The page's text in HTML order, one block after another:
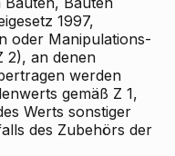
1997,
oder Manipulations-
2), an denen
werden
gemäß Z 1,
Werts sonstiger
des Zubehörs der